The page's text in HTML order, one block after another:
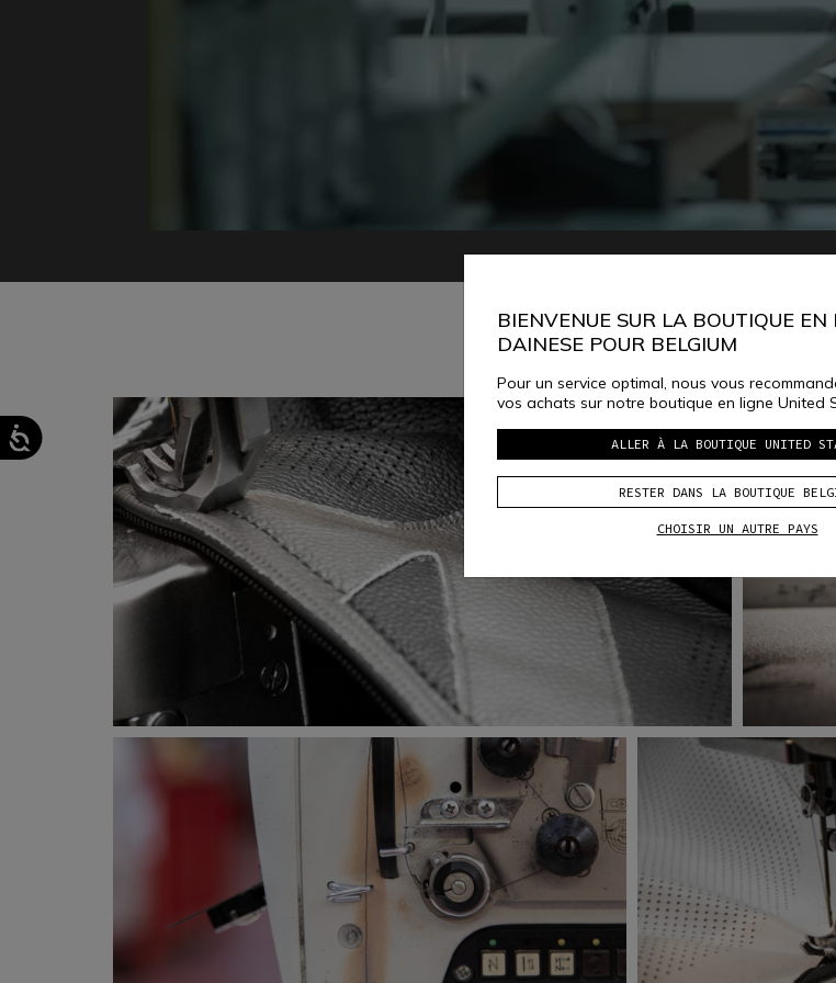
BIENVENUE SUR LA BOUTIQUE EN
DAINESE POUR BELGIUM
Pour un service optimal, nous vous
vos achats sur notre boutique en ligne United
ALLER À LA BOUTIQUE UNITED
RESTER DANS LA BOUTIQUE
CHOISIR UN AUTRE PAYS